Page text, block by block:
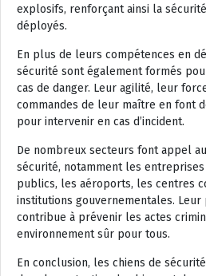
explosifs, renforçant ainsi la
déployés.
En plus de leurs compétences en
sécurité sont également formés
cas de danger. Leur agilité, leur
commandes de leur maître en font
pour intervenir en cas d’incident.
De nombreux secteurs font appel
sécurité, notamment les
publics, les aéroports, les centres
institutions gouvernementales. Leur
contribue à prévenir les actes
environnement sûr pour tous.
En conclusion, les chiens de